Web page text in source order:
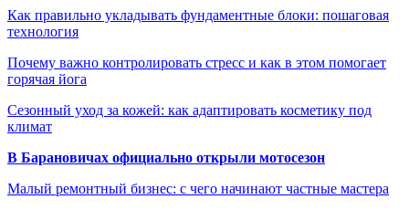
Как правильно укладывать фундаментные блоки: пошаговая
технология
Почему важно контролировать стресс и как в этом помогает
горячая йога
Сезонный уход за кожей: как адаптировать косметику под
климат
В Барановичах официально открыли мотосезон
Малый ремонтный бизнес: с чего начинают частные мастера